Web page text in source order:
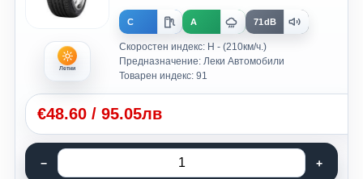
Летни
C A 71dB
Скоростен индекс: H - (210км/ч.)
Предназначение: Леки Автомобили
Товарен индекс: 91
€48.60 / 95.05лв